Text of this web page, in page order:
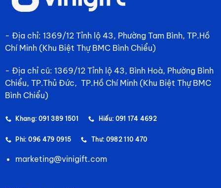
- Địa chỉ: 1369/12 Tỉnh lộ 43, Phường Tam Bình, TP.Hồ
Chí Minh (Khu Biệt Thự BMC Bình Chiểu)
- Địa chỉ cũ: 1369/12 Tỉnh lộ 43, Bình Hoà, Phường Bình
Chiểu, TP.Thủ Đức, TP.Hồ Chí Minh (Khu Biệt Thự BMC
Bình Chiểu)
Khang: 091 389 1501 Hiếu: 091 174 4692
Phi: 096 479 0915 Thư: 0982 110 470
marketing@vinigift.com